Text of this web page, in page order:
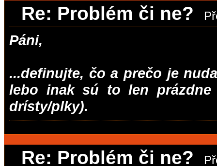
Re: Problém či ne?
Páni,
...definujte, čo a prečo je
lebo inak sú to len
drísty/plky).
Re: Problém či ne?